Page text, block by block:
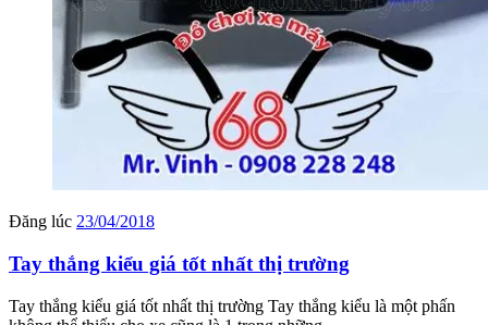
Đăng lúc 23/04/2018
Tay thắng kiểu giá tốt nhất thị trường
Tay thắng kiểu giá tốt nhất thị trường Tay thắng kiểu là một phấn